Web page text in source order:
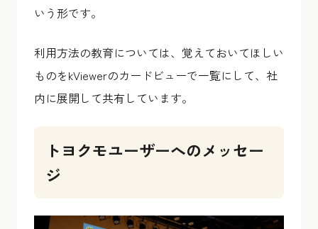
いう形です。
利用方法の教育については、覚えておいてほしい
ものをkViewerのカードビューで一覧にして、社
内に展開して共有しています。
トヨクモユーザーへのメッセー
ジ